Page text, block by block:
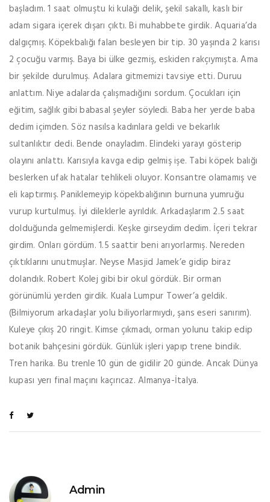
başladım. 1 saat olmuştu ki kulağı delik, şekil sakallı, kaslı bir
adam sigara içerek dışarı çıktı. Bi muhabbete girdik. Aquaria’da
dalgıçmış. Köpekbalığı falan besleyen bir tip. 30 yaşında 2 karısı
2 çocuğu varmış. Baya bi ülke gezmiş, eskiden rakçıymışta. Ama
bir şekilde durulmuş. Adalara gitmemizi tavsiye etti. Duruu
anlattım. Niye adalarda çalışmadığını sordum. Çocukları için
eğitim, sağlık gibi babasal şeyler söyledi. Baba her yerde baba
dedim içimden. Söz nasılsa kadınlara geldi ve bekarlık
sultanlıktır dedi. Bende onayladım. Elindeki yarayı gösterip
olayını anlattı. Karısıyla kavga edip gelmiş işe. Tabi köpek balığı
beslerken ufak hatalar tehlikeli oluyor. Konsantre olamamış ve
eli kaptırmış. Paniklemeyip köpekbalığının burnuna yumruğu
vurup kurtulmuş. İyi dileklerle ayrıldık. Arkadaşlarım 2.5 saat
dolduğunda gelmemişlerdi. Keşke girseydim dedim. İçeri tekrar
girdim. Onları gördüm. 1.5 saattir beni arıyorlarmış. Nereden
çıktıklarını unutmuşlar. Neyse Masjid Jamek’e gidip biraz
dolandık. Robert Kolej gibi bir okul gördük. Bir orman
görünümlü yerden girdik. Kuala Lumpur Tower’a geldik.
(Bilmiyorum arkadaşlar yolu biliyorlarmıydı, şans eseri sanırım).
Kuleye çıkış 20 ringit. Kimse çıkmadı, orman yolunu takip edip
botanik bahçesini gördük. Günlük işleri yapıp trene bindik.
Tren harika. Bu trenle 10 gün de gidilir 20 günde. Ancak Dünya
kupası yerı final maçını kaçırıcaz. Almanya-İtalya.
Admin